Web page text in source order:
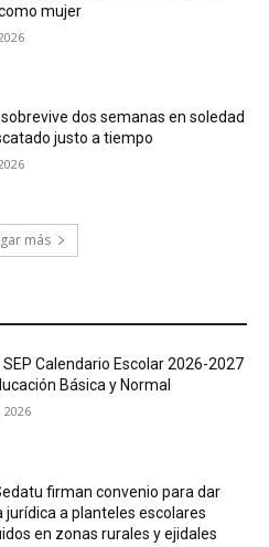
mujer
dos semanas en soledad
justo a tiempo
más
SEP Calendario Escolar 2026-2027
Básica y Normal
2026
firman convenio para dar
jurídica a planteles escolares
en zonas rurales y ejidales